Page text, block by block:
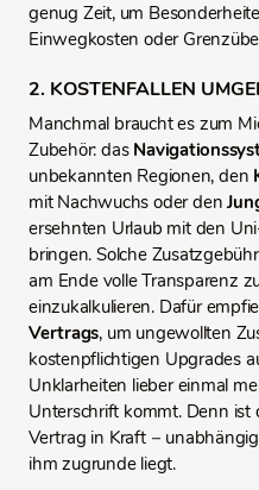
genug Zeit, um
Einwegkosten oder
2. KOSTENFALLEN
Manchmal braucht es zum
Zubehör: das
unbekannten Regionen, den
mit Nachwuchs oder den
ersehnten Urlaub mit den
bringen. Solche
am Ende volle Transparenz
einzukalkulieren. Dafür
Vertrags, um ungewollten
kostenpflichtigen Upgrades
Unklarheiten lieber einmal
Unterschrift kommt. Denn ist
Vertrag in Kraft −
ihm zugrunde liegt.